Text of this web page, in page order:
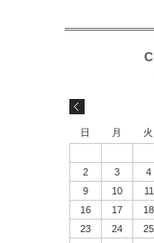
日 月 火
2
3 4
9
10 11
16
17 18
23
24 25